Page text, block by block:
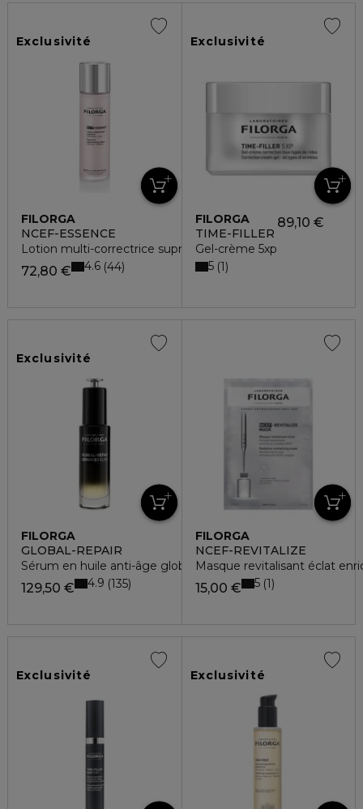
Exclusivité
FILORGA
NCEF-ESSENCE
Lotion multi-correctrice suprême
72,80 € 4.6 44
Exclusivité
FILORGA
TIME-FILLER
Gel-crème 5xp
89,10 €
5 1
Exclusivité
FILORGA
GLOBAL-REPAIR
Sérum en huile anti-âge global peaux matures
129,50 € 4.9 135
FILORGA
NCEF-REVITALIZE
Masque revitalisant éclat
15,00 € 5 1
Exclusivité Exclusivité